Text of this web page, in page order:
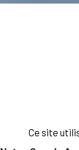
Ce site